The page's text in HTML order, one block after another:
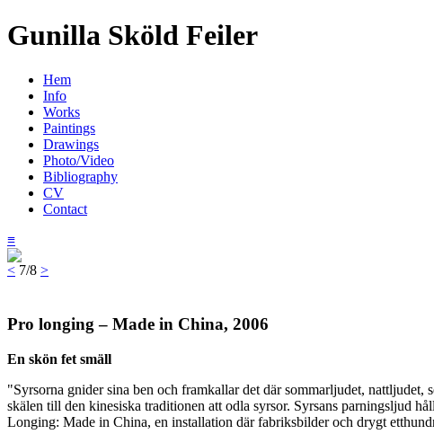
Gunilla Sköld Feiler
Hem
Info
Works
Paintings
Drawings
Photo/Video
Bibliography
CV
Contact
≡
< 7/8 >
Pro longing – Made in China, 2006
En skön fet smäll
"Syrsorna gnider sina ben och framkallar det där sommarljudet,
skälen till den kinesiska traditionen att odla syrsor. Syrsans parningsljud
Longing: Made in China, en installation där fabriksbilder och drygt